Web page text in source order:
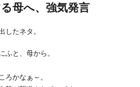
母へ、強気発言
したネタ。
ふと、母から。
ろかなぁ～。